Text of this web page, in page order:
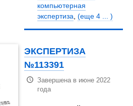
компьютерная
экспертиза ,(еще 4 ... )
ЭКСПЕРТИЗА
№113391
Завершена в июне 2022
года